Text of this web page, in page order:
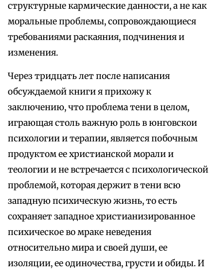
структурные кармические данности, а не как
моральные проблемы, сопровождающиеся
требованиями раскаяния, подчинения и
изменения.
Через тридцать лет после написания
обсуждаемой книги я прихожу к
заключению, что проблема тени в целом,
играющая столь важную роль в юнговскои
психологии и терапии, является побочным
продуктом ее христианской морали и
теологии и не встречается с психологической
проблемой, которая держит в тени всю
западную психическую жизнь, то есть
сохраняет западное христианизированное
психическое во мраке неведения
относительно мира и своей души, ее
изоляции, ее одиночества, грусти и обиды. И